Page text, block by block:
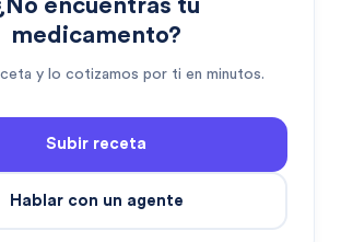
encuentras tu
medicamento?
y lo cotizamos por ti en minutos.
Subir receta
Hablar con un agente